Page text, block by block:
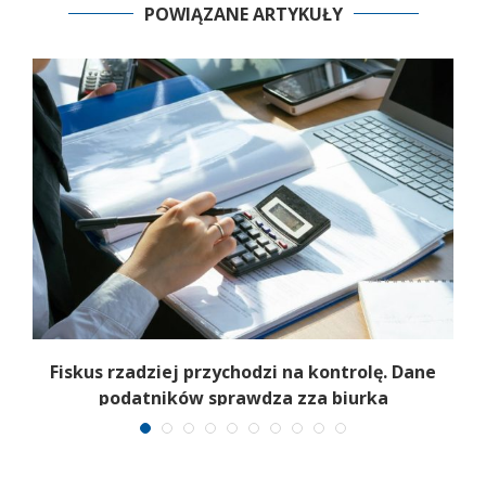
POWIĄZANE ARTYKUŁY
Fiskus rzadziej przychodzi na kontrolę. Dane
podatników sprawdza zza biurka